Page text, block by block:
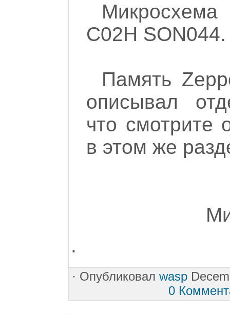
C02H SON044.
Память
описывал
что смотрите
в этом же
.
· Опубликовал wasp
0